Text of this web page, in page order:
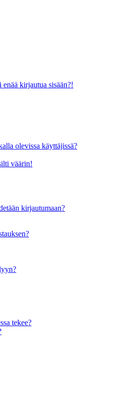
kirjautua sisään?!
olevissa käyttäjissä?
väärin!
kirjautumaan?
tekee?